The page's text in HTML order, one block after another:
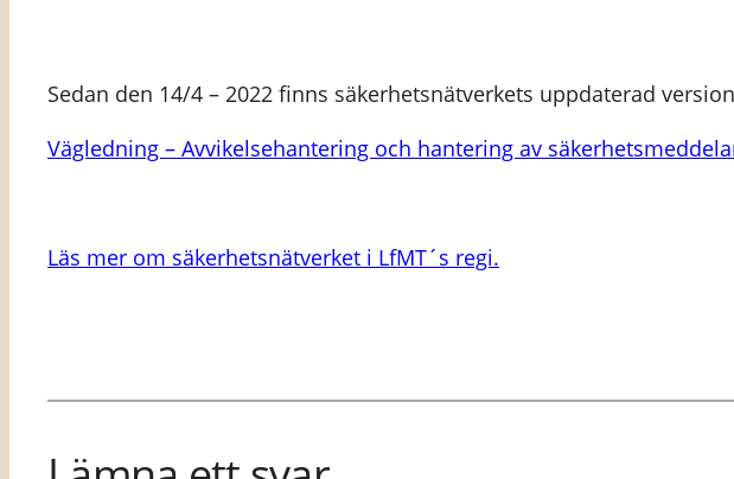
Sedan den 14/4 – 2022 finns säkerhetsnätverkets uppdaterad
Vägledning – Avvikelsehantering och hantering av
Läs mer om säkerhetsnätverket i LfMT´s regi.